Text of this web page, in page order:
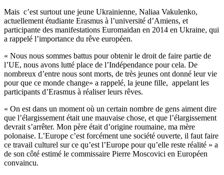
Mais c’est surtout une jeune Ukrainienne, Naliaa Vakulenko,
actuellement étudiante Erasmus à l’université d’Amiens, et
participante des manifestations Euromaidan en 2014 en Ukraine, qui
a rappelé l’importance du rêve européen.
« Nous nous sommes battus pour obtenir le droit de faire partie de
l’UE, nous avons lutté place de l’Indépendance pour cela. De
nombreux d’entre nous sont morts, de très jeunes ont donné leur vie
pour que ce monde change» a rappelé, la jeune fille, appelant les
participants d’Erasmus à réaliser leurs rêves.
« On est dans un moment où un certain nombre de gens aiment dire
que l’élargissement était une mauvaise chose, et que l’élargissement
devrait s’arrêter. Mon père était d’origine roumaine, ma mère
polonaise. L’Europe c’est forcément une société ouverte, il faut faire
ce travail culturel sur ce qu’est l’Europe pour qu’elle reste réalité » a
de son côté estimé le commissaire Pierre Moscovici en Européen
convaincu.